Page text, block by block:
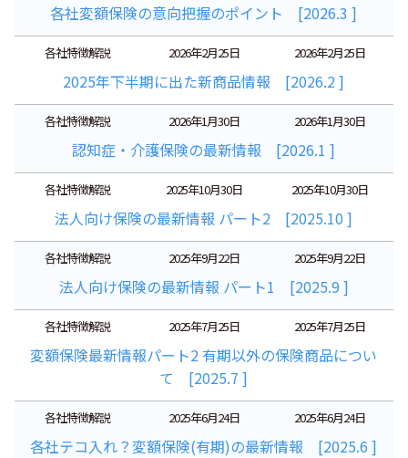
各社変額保険の意向把握のポイント [2026.3 ]
各社特徴解説 2026年2月25日 2026年2月25日
2025年下半期に出た新商品情報 [2026.2 ]
各社特徴解説 2026年1月30日 2026年1月30日
認知症・介護保険の最新情報 [2026.1 ]
各社特徴解説 2025年10月30日 2025年10月30日
法人向け保険の最新情報 パート2 [2025.10 ]
各社特徴解説 2025年9月22日 2025年9月22日
法人向け保険の最新情報 パート1 [2025.9 ]
各社特徴解説 2025年7月25日 2025年7月25日
変額保険最新情報パート2 有期以外の保険商品につい
て [2025.7 ]
各社特徴解説 2025年6月24日 2025年6月24日
各社テコ入れ？変額保険(有期)の最新情報 [2025.6 ]